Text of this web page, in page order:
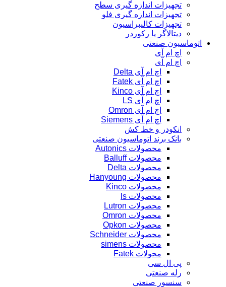
تجهیزات اندازه گیری سطح
تجهیزات اندازه گیری فلو
تجهیزات کالیبراسیون
دیتالاگر یا رکوردر
اتوماسیون صنعتی
اچ ام آی
اچ ام آی
اچ ام آی Delta
اچ ام آی Fatek
اچ ام آی Kinco
اچ ام آی LS
اچ ام آی Omron
اچ ام آی Siemens
انکودر و خط کش
بانک برند اتوماسیون صنعتی
محصولات Autonics
محصولات Balluff
محصولات Delta
محصولات Hanyoung
محصولات Kinco
محصولات ls
محصولات Lutron
محصولات Omron
محصولات Opkon
محصولات Schneider
محصولات simens
محولات Fatek
پی ال سی
رله صنعتی
سنسور صنعتی